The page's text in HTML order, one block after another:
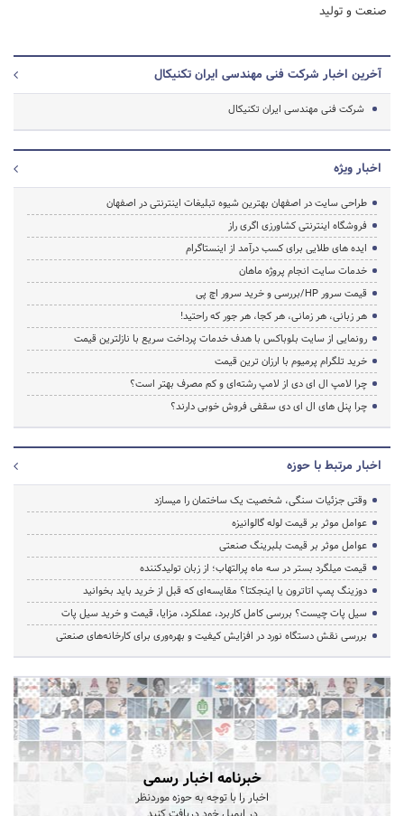
صنعت و تولید
آخرین اخبار شرکت فنی مهندسی ایران تکنیکال
شرکت فنی مهندسی ایران تکنیکال
اخبار ویژه
طراحی سایت در اصفهان بهترین شیوه تبلیغات اینترنتی در اصفهان
فروشگاه اینترنتی کشاورزی اگری راز
ایده های طلایی برای کسب درآمد از اینستاگرام
خدمات سایت انجام پروژه ماهان
قیمت سرور HP/بررسی و خرید سرور اچ پی
هر زبانی، هر زمانی، هر کجا، هر جور که راحتید!
رونمایی از سایت بلوباکس با هدف خدمات پرداخت سریع با نازلترین قیمت
خرید تلگرام پرمیوم با ارزان ترین قیمت
چرا لامپ ال ای دی از لامپ رشته‌ای و کم مصرف بهتر است؟
چرا پنل های ال ای دی سقفی فروش خوبی دارند؟
اخبار مرتبط با حوزه
وقتی جزئیات سنگی، شخصیت یک ساختمان را میسازد
عوامل موثر بر قیمت لوله گالوانیزه
عوامل موثر بر قیمت بلبرینگ صنعتی
قیمت میلگرد بستر در سه ماه پرالتهاب؛ از زبان تولیدکننده
دوزینگ پمپ اتاترون یا اینجکتا؟ مقایسه‌ای که قبل از خرید باید بخوانید
سیل پات چیست؟ بررسی کامل کاربرد، عملکرد، مزایا، قیمت و خرید سیل پات
بررسی نقش دستگاه نورد در افزایش کیفیت و بهره‌وری برای کارخانه‌های صنعتی
خبرنامه اخبار رسمی
اخبار را با توجه به حوزه موردنظر